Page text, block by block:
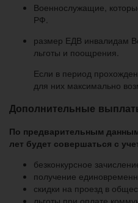
Военнослужащие,
РФ.
размер ЕДВ инвалидам
льготы и поощрения.
Если в период
для них максимально
Дополнительные
По предварительным
лет будет совершаться с
безконкурсное
получение
скидки на проезд в